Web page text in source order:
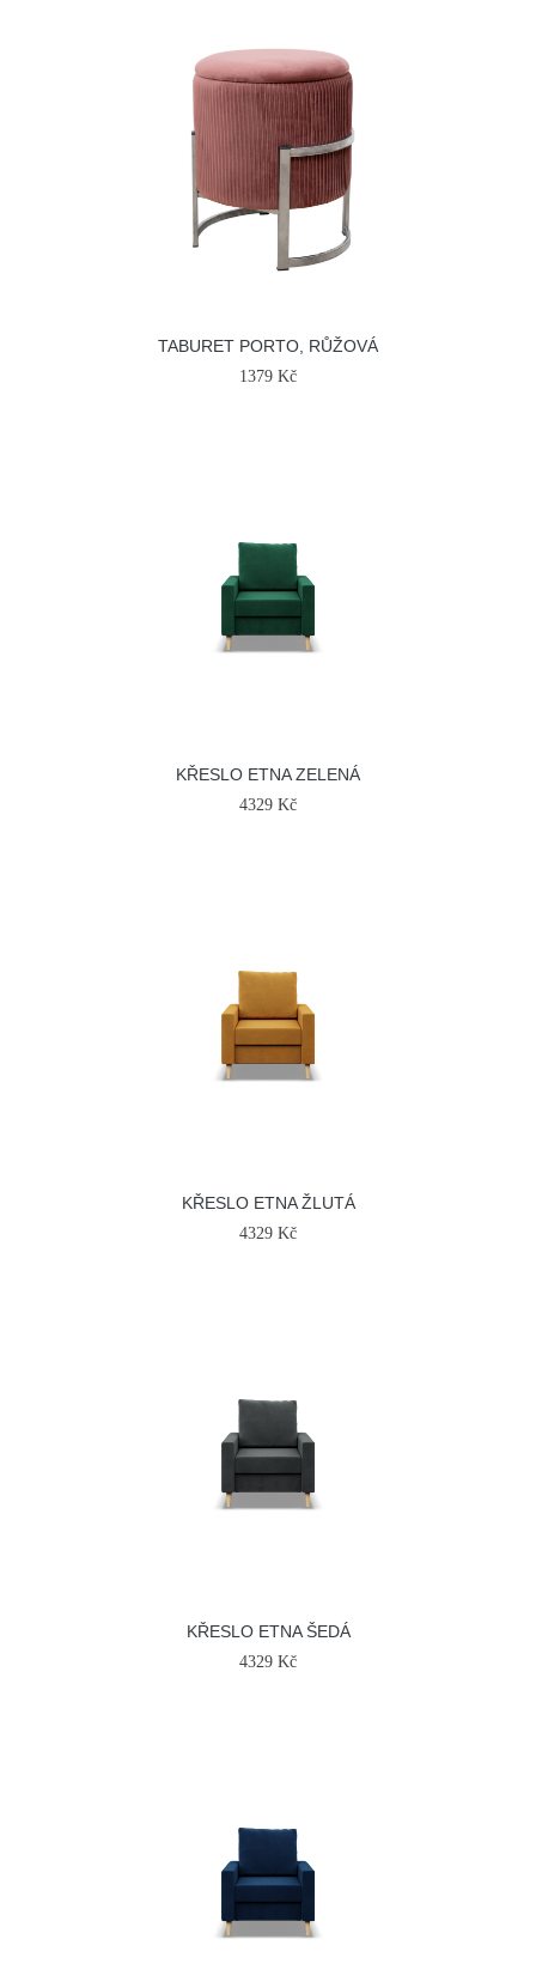
TABURET PORTO, RŮŽOVÁ
1379 Kč
KŘESLO ETNA ZELENÁ
4329 Kč
KŘESLO ETNA ŽLUTÁ
4329 Kč
KŘESLO ETNA ŠEDÁ
4329 Kč